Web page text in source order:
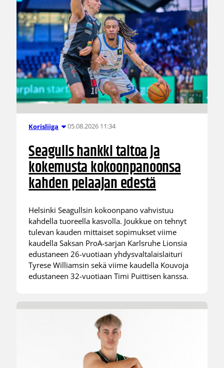
Korisliiga 05.08.2026 11:34
Seagulls hankki taitoa ja
kokemusta kokoonpanoonsa
kahden pelaajan edestä
Helsinki Seagullsin kokoonpano vahvistuu
kahdella tuoreella kasvolla. Joukkue on tehnyt
tulevan kauden mittaiset sopimukset viime
kaudella Saksan ProA-sarjan Karlsruhe Lionsia
edustaneen 26-vuotiaan yhdysvaltalaislaituri
Tyrese Williamsin sekä viime kaudella Kouvoja
edustaneen 32-vuotiaan Timi Puittisen kanssa.